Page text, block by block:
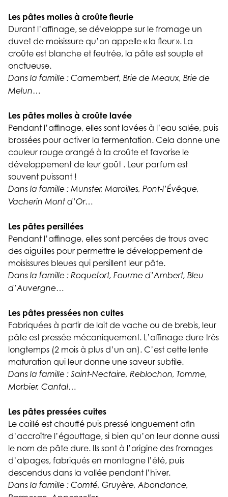
Les pâtes molles à croûte fleurie
Durant l’affinage, se développe sur le fromage un
duvet de moisissure qu’on appelle « la fleur ». La
croûte est blanche et feutrée, la pâte est souple et
onctueuse.
Dans la famille : Camembert, Brie de Meaux, Brie de
Melun…
Les pâtes molles à croûte lavée
Pendant l’affinage, elles sont lavées à l’eau salée, puis
brossées pour activer la fermentation. Cela donne une
couleur rouge orangé à la croûte et favorise le
développement de leur goût . Leur parfum est
souvent puissant !
Dans la famille : Munster, Maroilles, Pont-l’Évêque,
Vacherin Mont d’Or…
Les pâtes persillées
Pendant l’affinage, elles sont percées de trous avec
des aiguilles pour permettre le développement de
moisissures bleues qui persillent leur pâte.
Dans la famille : Roquefort, Fourme d’Ambert, Bleu
d’Auvergne…
Les pâtes pressées non cuites
Fabriquées à partir de lait de vache ou de brebis, leur
pâte est pressée mécaniquement. L’affinage dure très
longtemps (2 mois à plus d’un an). C’est cette lente
maturation qui leur donne une saveur subtile.
Dans la famille : Saint-Nectaire, Reblochon, Tomme,
Morbier, Cantal…
Les pâtes pressées cuites
Le caillé est chauffé puis pressé longuement afin
d’accroître l’égouttage, si bien qu’on leur donne aussi
le nom de pâte dure. Ils sont à l’origine des fromages
d’alpages, fabriqués en montagne l’été, puis
descendus dans la vallée pendant l’hiver.
Dans la famille : Comté, Gruyère, Abondance,